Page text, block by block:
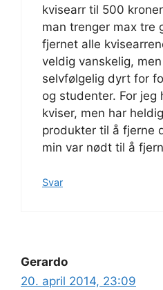
kvisearr til 500
man trenger max tre
fjernet alle
veldig vanskelig,
selvfølgelig dyrt for
og studenter. For jeg
kviser, men har
produkter til å fjerne
min var nødt til å
Svar
Gerardo
20. april 2014, 23:09